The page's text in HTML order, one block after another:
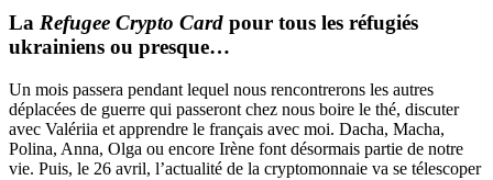
La Refugee Crypto Card pour tous les réfugiés
ukrainiens ou presque…
Un mois passera pendant lequel nous rencontrerons les autres
déplacées de guerre qui passeront chez nous boire le thé, discuter
avec Valériia et apprendre le français avec moi. Dacha, Macha,
Polina, Anna, Olga ou encore Irène font désormais partie de notre
vie. Puis, le 26 avril, l’actualité de la cryptomonnaie va se télescoper